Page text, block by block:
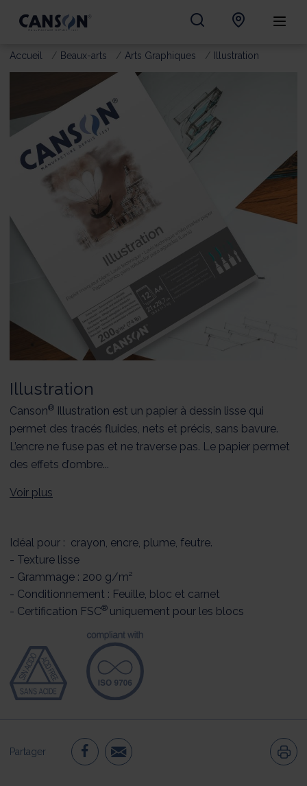
Accueil Beaux-arts Arts Graphiques Illustration
Illustration
Canson®
Illustration est un papier à dessin lisse qui
permet des tracés fluides, nets et précis, sans bavure.
L’encre ne fuse pas et ne traverse pas. Le papier permet
des effets d’ombre...
Voir plus
Idéal pour : crayon, encre, plume, feutre.
- Texture lisse
- Grammage : 200 g/m²
- Conditionnement : Feuille, bloc et carnet
- Certification FSC® uniquement pour les blocs
Partager